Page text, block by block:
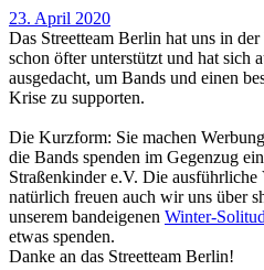
23. April 2020
Das Streetteam Berlin hat uns in
schon öfter unterstützt und hat sich
ausgedacht, um Bands und einen
Krise zu supporten.
Die Kurzform: Sie machen
die Bands spenden im Gegenzug
Straßenkinder e.V. Die
natürlich freuen auch wir uns über
unserem bandeigenen Winter-
etwas spenden.
Danke an das Streetteam Berlin!